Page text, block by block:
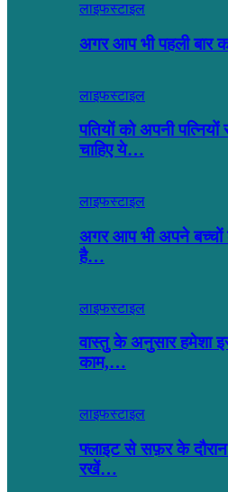
लाइफस्टाइल
अगर आप भी पहली बार
लाइफस्टाइल
पतियों को अपनी
चाहिए ये…
लाइफस्टाइल
अगर आप भी अपने
है…
लाइफस्टाइल
वास्तु के अनुसार हमेशा
काम,…
लाइफस्टाइल
फ्लाइट से सफ़र के
रखें…